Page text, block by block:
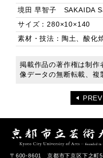
境田 早智子 SAKAIDA
サイズ：280×10×140
素材・技法：陶土、酸化
掲載作品の著作権は制作
像データの無断転載、複
PREV
〒600-8601 京都市下京区下之町